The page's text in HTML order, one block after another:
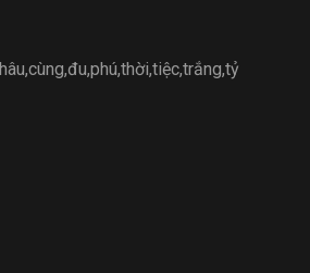
,cùng,đu,phú,thời,tiệc,trắng,tỷ